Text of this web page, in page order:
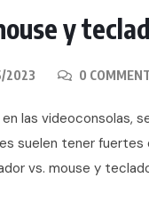
y
2023 0
las videoconsolas,
suelen tener
vs. mouse y